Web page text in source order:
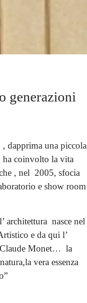
generazioni
dapprima una piccola
ha coinvolto la vita
, nel 2005, sfocia
e show room
architettura nasce nel
e da qui l’
Monet… la
vera essenza